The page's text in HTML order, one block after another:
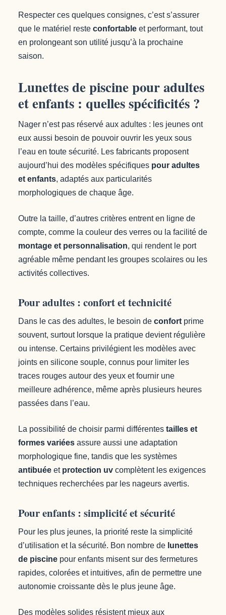
Respecter ces quelques consignes, c’est s’assurer
que le matériel reste confortable et performant, tout
en prolongeant son utilité jusqu’à la prochaine
saison.
Lunettes de piscine pour adultes
et enfants : quelles spécificités ?
Nager n’est pas réservé aux adultes : les jeunes ont
eux aussi besoin de pouvoir ouvrir les yeux sous
l’eau en toute sécurité. Les fabricants proposent
aujourd’hui des modèles spécifiques pour adultes
et enfants, adaptés aux particularités
morphologiques de chaque âge.
Outre la taille, d’autres critères entrent en ligne de
compte, comme la couleur des verres ou la facilité de
montage et personnalisation, qui rendent le port
agréable même pendant les groupes scolaires ou les
activités collectives.
Pour adultes : confort et technicité
Dans le cas des adultes, le besoin de confort prime
souvent, surtout lorsque la pratique devient régulière
ou intense. Certains privilégient les modèles avec
joints en silicone souple, connus pour limiter les
traces rouges autour des yeux et fournir une
meilleure adhérence, même après plusieurs heures
passées dans l’eau.
La possibilité de choisir parmi différentes tailles et
formes variées assure aussi une adaptation
morphologique fine, tandis que les systèmes
antibuée et protection uv complètent les exigences
techniques recherchées par les nageurs avertis.
Pour enfants : simplicité et sécurité
Pour les plus jeunes, la priorité reste la simplicité
d’utilisation et la sécurité. Bon nombre de lunettes
de piscine pour enfants misent sur des fermetures
rapides, colorées et intuitives, afin de permettre une
autonomie croissante dès le plus jeune âge.
Des modèles solides résistent mieux aux